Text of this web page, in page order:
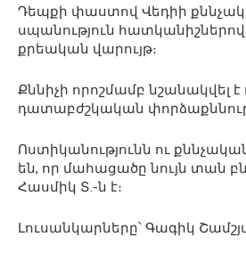
Դեպքի փաստով Վեդիի
սպանություն
քրեական վարույթ։
Քննիչի որոշմամբ նշանակվել
դատաբժշկական
Ոստիկանությունն ու
են, որ մահացածը նույն տան
Հասմիկ Տ․-ն է։
Լուսանկարները՝ Գագիկ